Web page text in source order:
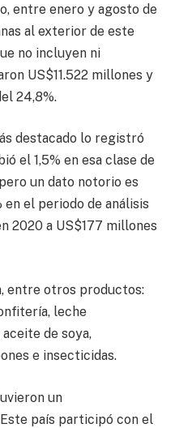
entre enero y agosto de
al exterior de este
no incluyen ni
US$11.522 millones y
24,8%.
destacado lo registró
el 1,5% en esa clase de
un dato notorio es
el periodo de análisis
2020 a US$177 millones
entre otros productos:
leche
de soya,
e insecticidas.
un
país participó con el